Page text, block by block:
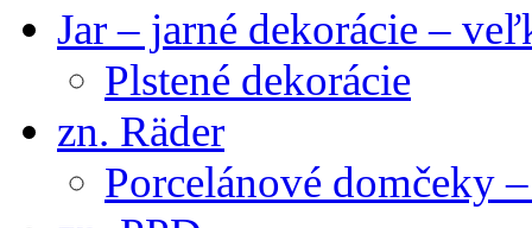
Jar – jarné dekorácie –
Plstené dekorácie
zn. Räder
Porcelánové domčeky